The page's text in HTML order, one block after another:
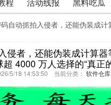
自动抓拍入侵者，还能伪装成
侵者，还能伪装成计算
4000 万人选择的“真正
5/18 14:53:50 当前分类： 软件仓库